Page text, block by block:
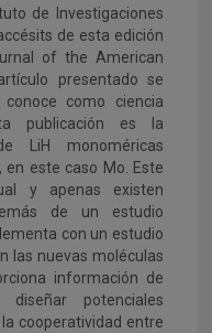
de Investigaciones
de esta edición
of the American
presentado se
como ciencia
publicación es la
LiH monoméricas
este caso Mo. Este
y apenas existen
de un estudio
con un estudio
las nuevas moléculas
información de
potenciales
cooperatividad entre